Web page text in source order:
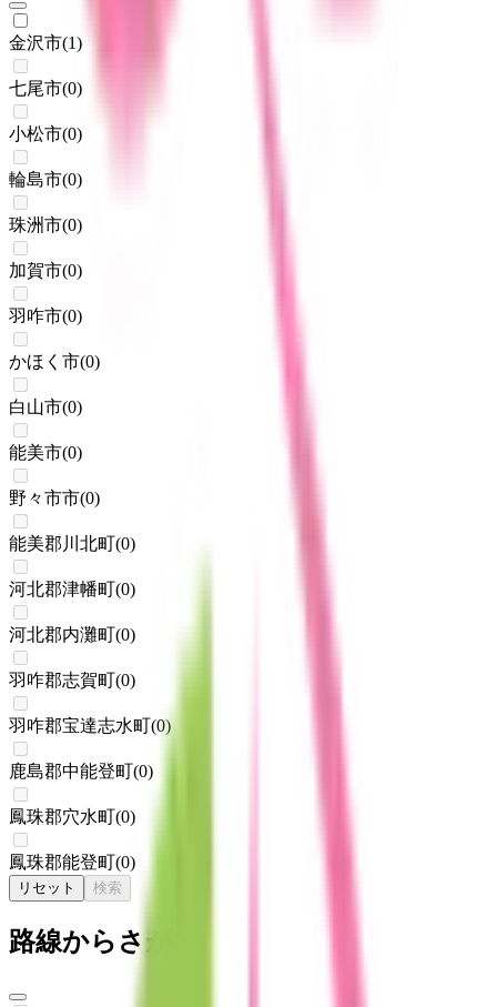
金沢市(1)
七尾市(0)
小松市(0)
輪島市(0)
珠洲市(0)
加賀市(0)
羽咋市(0)
かほく市(0)
白山市(0)
能美市(0)
野々市市(0)
能美郡川北町(0)
河北郡津幡町(0)
河北郡内灘町(0)
羽咋郡志賀町(0)
羽咋郡宝達志水町(0)
鹿島郡中能登町(0)
鳳珠郡穴水町(0)
鳳珠郡能登町(0)
リセット 検索
路線からさがす